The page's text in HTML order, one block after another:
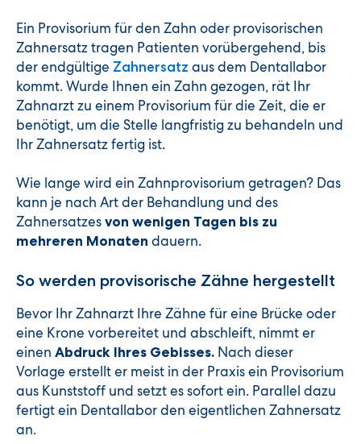
Ein Provisorium für den Zahn oder provisorischen
Zahnersatz tragen Patienten vorübergehend, bis
der endgültige Zahnersatz aus dem Dentallabor
kommt. Wurde Ihnen ein Zahn gezogen, rät Ihr
Zahnarzt zu einem Provisorium für die Zeit, die er
benötigt, um die Stelle langfristig zu behandeln und
Ihr Zahnersatz fertig ist.
Wie lange wird ein Zahnprovisorium getragen? Das
kann je nach Art der Behandlung und des
Zahnersatzes von wenigen Tagen bis zu
mehreren Monaten dauern.
So werden provisorische Zähne hergestellt
Bevor Ihr Zahnarzt Ihre Zähne für eine Brücke oder
eine Krone vorbereitet und abschleift, nimmt er
einen Abdruck Ihres Gebisses. Nach dieser
Vorlage erstellt er meist in der Praxis ein Provisorium
aus Kunststoff und setzt es sofort ein. Parallel dazu
fertigt ein Dentallabor den eigentlichen Zahnersatz
an.